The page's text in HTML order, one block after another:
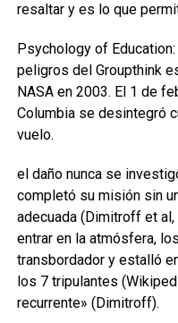
resaltar y es lo que
Psychology of
peligros del Groupthink
NASA en 2003. El 1 de
Columbia se desintegró
vuelo.
el daño nunca se
completó su misión sin
adecuada (Dimitroff et
entrar en la atmósfera,
transbordador y estalló
los 7 tripulantes
recurrente» (Dimitroff).